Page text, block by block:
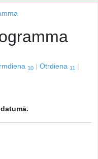
10 Otrdiena 11